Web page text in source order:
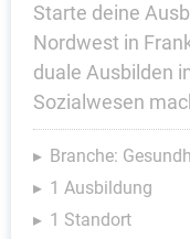
Starte deine
Nordwest in
duale Ausbilden
Sozialwesen
Branche:
1 Ausbildung
1 Standort